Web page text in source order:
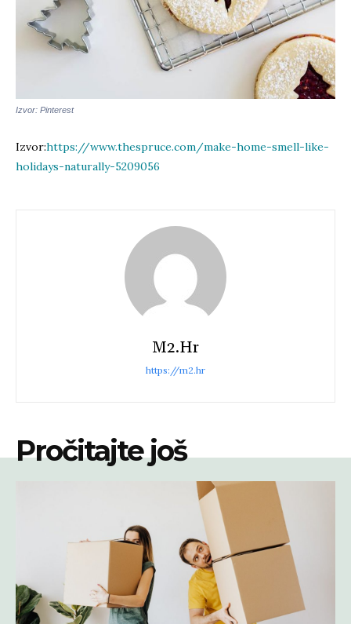
Izvor: Pinterest
Izvor:https://www.thespruce.com/make-home-smell-like-
holidays-naturally-5209056
M2.hr
https://m2.hr
Pročitajte još